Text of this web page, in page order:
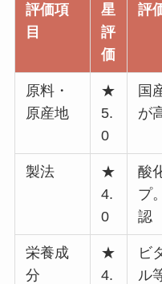
評価項
目
星
評
価
評
原料・
原産地
★
5.
0
国
が
製法
★
4.
0
酸
プ
認
栄養成
分
★
4.
ビ
ル